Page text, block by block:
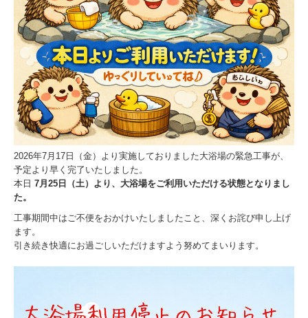
2026年7月17日（金）より実施しておりました大浴場の緊急工事が、
予定より早く完了いたしました。
本日 7月25日（土）より、大浴場をご利用いただける状態となりまし
た。
工事期間中はご不便をおかけいたしましたこと、深くお詫び申し上げ
ます。
引き続き快適にお過ごしいただけますよう努めてまいります。